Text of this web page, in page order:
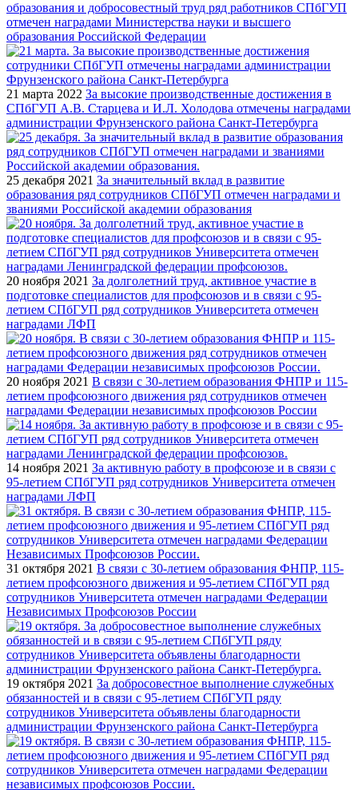
образования и добросовестный труд ряд работников СПбГУП
отмечен наградами Министерства науки и высшего
образования Российской Федерации
21 марта 2022 За высокие производственные достижения в
СПбГУП А.В. Старцева и И.Л. Холодова отмечены наградами
администрации Фрунзенского района Санкт-Петербурга
25 декабря 2021 За значительный вклад в развитие
образования ряд сотрудников СПбГУП отмечен наградами и
званиями Российской академии образования
20 ноября 2021 За долголетний труд, активное участие в
подготовке специалистов для профсоюзов и в связи с 95-
летием СПбГУП ряд сотрудников Университета отмечен
наградами ЛФП
20 ноября 2021 В связи с 30-летием образования ФНПР и 115-
летием профсоюзного движения ряд сотрудников отмечен
наградами Федерации независимых профсоюзов России
14 ноября 2021 За активную работу в профсоюзе и в связи с
95-летием СПбГУП ряд сотрудников Университета отмечен
наградами ЛФП
31 октября 2021 В связи с 30-летием образования ФНПР, 115-
летием профсоюзного движения и 95-летием СПбГУП ряд
сотрудников Университета отмечен наградами Федерации
Независимых Профсоюзов России
19 октября 2021 За добросовестное выполнение служебных
обязанностей и в связи с 95-летием СПбГУП ряду
сотрудников Университета объявлены благодарности
администрации Фрунзенского района Санкт-Петербурга